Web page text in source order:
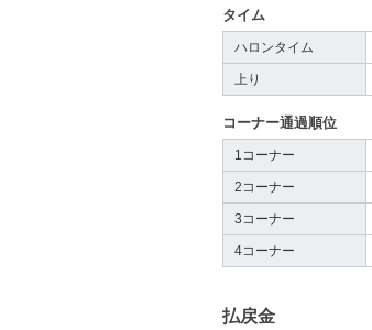
タイム
ハロンタイム
上り
コーナー通過順位
1コーナー
2コーナー
3コーナー
4コーナー
払戻金